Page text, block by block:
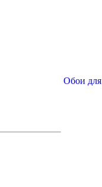
Обои для